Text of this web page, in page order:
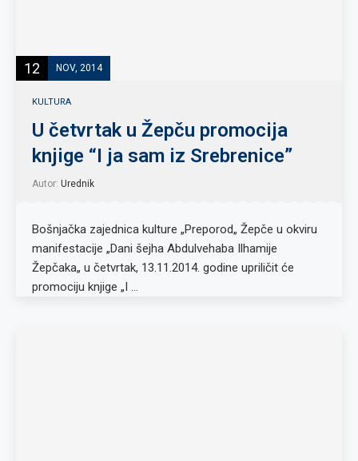
12 NOV, 2014
KULTURA
U četvrtak u Žepču promocija
knjige “I ja sam iz Srebrenice”
Autor: Urednik
Bošnjačka zajednica kulture „Preporod„ Žepče u okviru
manifestacije „Dani šejha Abdulvehaba Ilhamije
Žepčaka„ u četvrtak, 13.11.2014. godine upriličit će
promociju knjige „I …